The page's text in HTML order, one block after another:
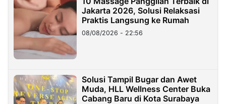
Jakarta 2026, Solusi Relaksasi
Praktis Langsung ke Rumah
08/08/2026 - 22:56
Solusi Tampil Bugar dan Awet
Muda, HLL Wellness Center Buka
Cabang Baru di Kota Surabaya